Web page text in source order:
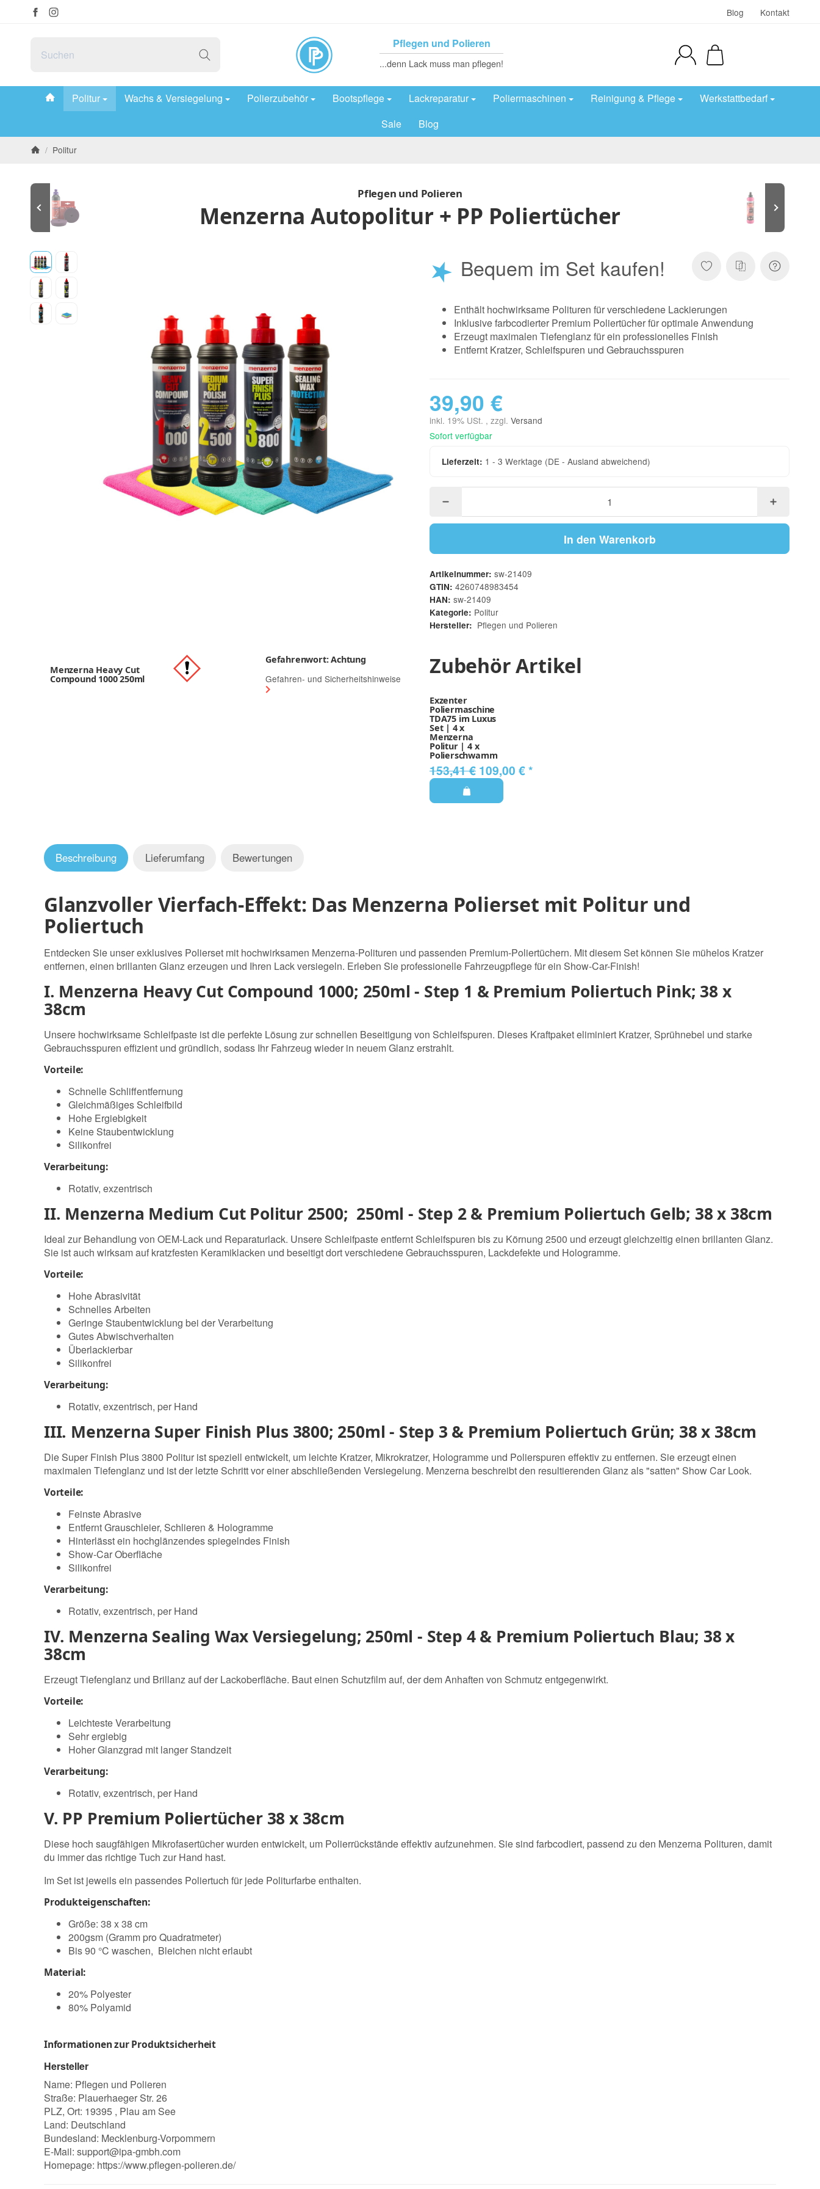
Blog Kontakt
Pflegen und Polieren
...denn Lack muss man pflegen!
#custom.linkHome#
Politur Wachs & Versiegelung Polierzubehör Bootspflege Lackreparatur Poliermaschinen Reinigung & Pflege
Werkstattbedarf
Sale
Blog
/ Politur
Pflegen und Polieren
Menzerna Autopolitur + PP Poliertücher
★ Bequem im Set kaufen!
Enthält hochwirksame Polituren für verschiedene Lackierungen
Inklusive farbcodierter Premium Poliertücher für optimale Anwendung
Erzeugt maximalen Tiefenglanz für ein professionelles Finish
Entfernt Kratzer, Schleifspuren und Gebrauchsspuren
39,90 €
inkl. 19% USt. , zzgl. Versand
Sofort verfügbar
Lieferzeit: 1 - 3 Werktage (DE - Ausland abweichend)
In den Warenkorb
Artikelnummer: sw-21409
GTIN: 4260748983454
HAN: sw-21409
Kategorie: Politur
Hersteller: Pflegen und Polieren
Menzerna Heavy Cut
Compound 1000 250ml
Gefahrenwort: Achtung
Gefahren- und Sicherheitshinweise Zubehör Artikel
Exzenter
Poliermaschine
TDA75 im Luxus
Set | 4 x
Menzerna
Politur | 4 x
Polierschwamm
153,41 € 109,00 €*
Beschreibung Lieferumfang Bewertungen
Glanzvoller Vierfach-Effekt: Das Menzerna Polierset mit Politur und
Poliertuch
Entdecken Sie unser exklusives Polierset mit hochwirksamen Menzerna-Polituren und passenden Premium-Poliertüchern. Mit diesem Set können Sie mühelos Kratzer
entfernen, einen brillanten Glanz erzeugen und Ihren Lack versiegeln. Erleben Sie professionelle Fahrzeugpflege für ein Show-Car-Finish!
I. Menzerna Heavy Cut Compound 1000; 250ml - Step 1 & Premium Poliertuch Pink; 38 x
38cm
Unsere hochwirksame Schleifpaste ist die perfekte Lösung zur schnellen Beseitigung von Schleifspuren. Dieses Kraftpaket eliminiert Kratzer, Sprühnebel und starke
Gebrauchsspuren effizient und gründlich, sodass Ihr Fahrzeug wieder in neuem Glanz erstrahlt.
Vorteile:
Schnelle Schliffentfernung
Gleichmäßiges Schleifbild
Hohe Ergiebigkeit
Keine Staubentwicklung
Silikonfrei
Verarbeitung:
Rotativ, exzentrisch
II. Menzerna Medium Cut Politur 2500; 250ml - Step 2 & Premium Poliertuch Gelb; 38 x 38cm
Ideal zur Behandlung von OEM-Lack und Reparaturlack. Unsere Schleifpaste entfernt Schleifspuren bis zu Körnung 2500 und erzeugt gleichzeitig einen brillanten Glanz.
Sie ist auch wirksam auf kratzfesten Keramiklacken und beseitigt dort verschiedene Gebrauchsspuren, Lackdefekte und Hologramme.
Vorteile:
Hohe Abrasivität
Schnelles Arbeiten
Geringe Staubentwicklung bei der Verarbeitung
Gutes Abwischverhalten
Überlackierbar
Silikonfrei
Verarbeitung:
Rotativ, exzentrisch, per Hand
III. Menzerna Super Finish Plus 3800; 250ml - Step 3 & Premium Poliertuch Grün; 38 x 38cm
Die Super Finish Plus 3800 Politur ist speziell entwickelt, um leichte Kratzer, Mikrokratzer, Hologramme und Polierspuren effektiv zu entfernen. Sie erzeugt einen
maximalen Tiefenglanz und ist der letzte Schritt vor einer abschließenden Versiegelung. Menzerna beschreibt den resultierenden Glanz als "satten" Show Car Look.
Vorteile:
Feinste Abrasive
Entfernt Grauschleier, Schlieren & Hologramme
Hinterlässt ein hochglänzendes spiegelndes Finish
Show-Car Oberfläche
Silikonfrei
Verarbeitung:
Rotativ, exzentrisch, per Hand
IV. Menzerna Sealing Wax Versiegelung; 250ml - Step 4 & Premium Poliertuch Blau; 38 x
38cm
Erzeugt Tiefenglanz und Brillanz auf der Lackoberfläche. Baut einen Schutzfilm auf, der dem Anhaften von Schmutz entgegenwirkt.
Vorteile:
Leichteste Verarbeitung
Sehr ergiebig
Hoher Glanzgrad mit langer Standzeit
Verarbeitung:
Rotativ, exzentrisch, per Hand
V. PP Premium Poliertücher 38 x 38cm
Diese hoch saugfähigen Mikrofasertücher wurden entwickelt, um Polierrückstände effektiv aufzunehmen. Sie sind farbcodiert, passend zu den Menzerna Polituren, damit
du immer das richtige Tuch zur Hand hast.
Im Set ist jeweils ein passendes Poliertuch für jede Politurfarbe enthalten.
Produkteigenschaften:
Größe: 38 x 38 cm
200gsm (Gramm pro Quadratmeter)
Bis 90 °C waschen, Bleichen nicht erlaubt
Material:
20% Polyester
80% Polyamid
Informationen zur Produktsicherheit
Hersteller
Name: Pflegen und Polieren
Straße: Plauerhaeger Str. 26
PLZ, Ort: 19395 , Plau am See
Land: Deutschland
Bundesland: Mecklenburg-Vorpommern
E-Mail: support@ipa-gmbh.com
Homepage: https://www.pflegen-polieren.de/